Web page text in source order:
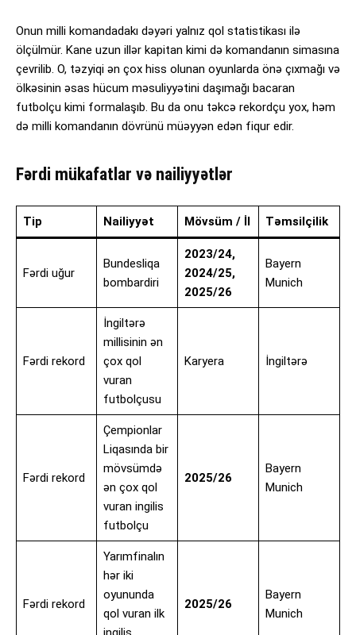
Onun milli komandadakı dəyəri yalnız qol statistikası ilə
ölçülmür. Kane uzun illər kapitan kimi də komandanın simasına
çevrilib. O, təzyiqi ən çox hiss olunan oyunlarda önə çıxmağı və
ölkəsinin əsas hücum məsuliyyətini daşımağı bacaran
futbolçu kimi formalaşıb. Bu da onu təkcə rekordçu yox, həm
də milli komandanın dövrünü müəyyən edən fiqur edir.
Fərdi mükafatlar və nailiyyətlər
Tip Nailiyyət Mövsüm / İl Təmsilçilik
Fərdi uğur
Bundesliqa
bombardiri
2023/24,
2024/25,
2025/26
Bayern
Munich
Fərdi rekord
İngiltərə
millisinin ən
çox qol
vuran
futbolçusu
Karyera İngiltərə
Fərdi rekord
Çempionlar
Liqasında bir
mövsümdə
ən çox qol
vuran ingilis
futbolçu
2025/26
Bayern
Munich
Fərdi rekord
Yarımfinalın
hər iki
oyununda
qol vuran ilk
2025/26
Bayern
Munich